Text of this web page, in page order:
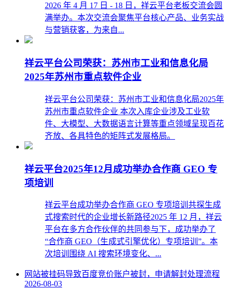
2026 年 4 月 17 日 - 18 日，祥云平台老板交流会圆
满举办。本次交流会聚焦平台核心产品、业务实战
与营销获客，为来自...
祥云平台公司荣获：苏州市工业和信息化局
2025年苏州市重点软件企业
祥云平台公司荣获：苏州市工业和信息化局2025年
苏州市重点软件企业 本次入库企业涉及工业软
件、大模型、大数据语言计算等重点领域呈现百花
齐放、各具特色的矩阵式发展格局。
祥云平台2025年12月成功举办合作商 GEO 专
项培训
祥云平台成功举办合作商 GEO 专项培训共探生成
式搜索时代的企业增长新路径2025 年 12 月，祥云
平台在多方合作伙伴的共同参与下，成功举办了
“合作商 GEO（生成式引擎优化）专项培训”。本
次培训围绕 AI 搜索环境变化、...
网站被挂码导致百度竞价账户被封，申请解封处理流程
2026-08-03